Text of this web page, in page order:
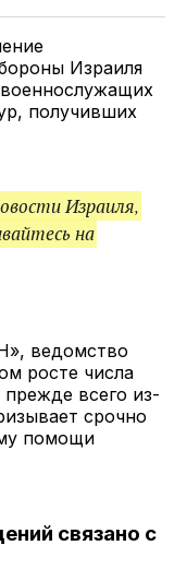
Израиля
получивших
Израиля,
на
ведомство
росте числа
всего из-
срочно
помощи
связано с